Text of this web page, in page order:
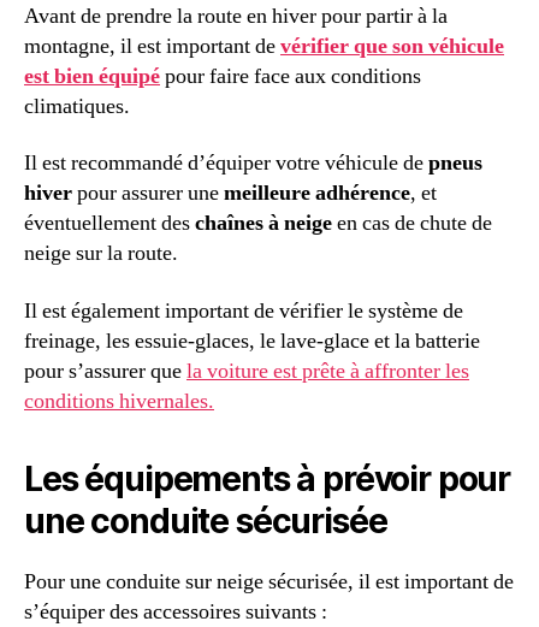
Avant de prendre la route en hiver pour partir à la
montagne, il est important devérifier que son véhicule
est bien équipépour faire face aux conditions
climatiques.
Il est recommandé d’équiper votre véhicule depneus
hiverpour assurer unemeilleure adhérence, et
éventuellement deschaînes à neigeen cas de chute de
neige sur la route.
Il est également important de vérifier le système de
freinage, les essuie-glaces, le lave-glace et la batterie
pour s’assurer quela voitureest prête à affronter les
conditions hivernales.
Les équipements à prévoir pour
une conduite sécurisée
Pour une conduite sur neige sécurisée, il est important de
s’équiper des accessoires suivants :